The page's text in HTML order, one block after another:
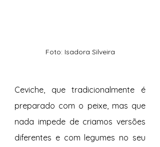
Foto: Isadora Silveira
Ceviche, que tradicionalmente é
preparado com o peixe, mas que
nada impede de criamos versões
diferentes e com legumes no seu